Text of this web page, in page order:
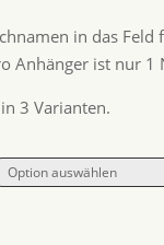
in das Feld
Anhänger ist nur 1
3 Varianten.